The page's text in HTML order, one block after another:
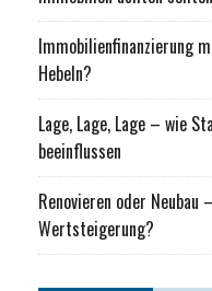
Immobilienfinanzierung
Hebeln?
Lage, Lage, Lage – wie
beeinflussen
Renovieren oder
Wertsteigerung?